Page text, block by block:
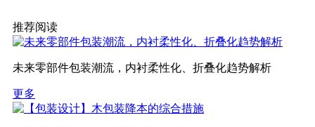
推荐阅读
未来零部件包装潮流，内衬柔性化、折叠化趋势解析
更多